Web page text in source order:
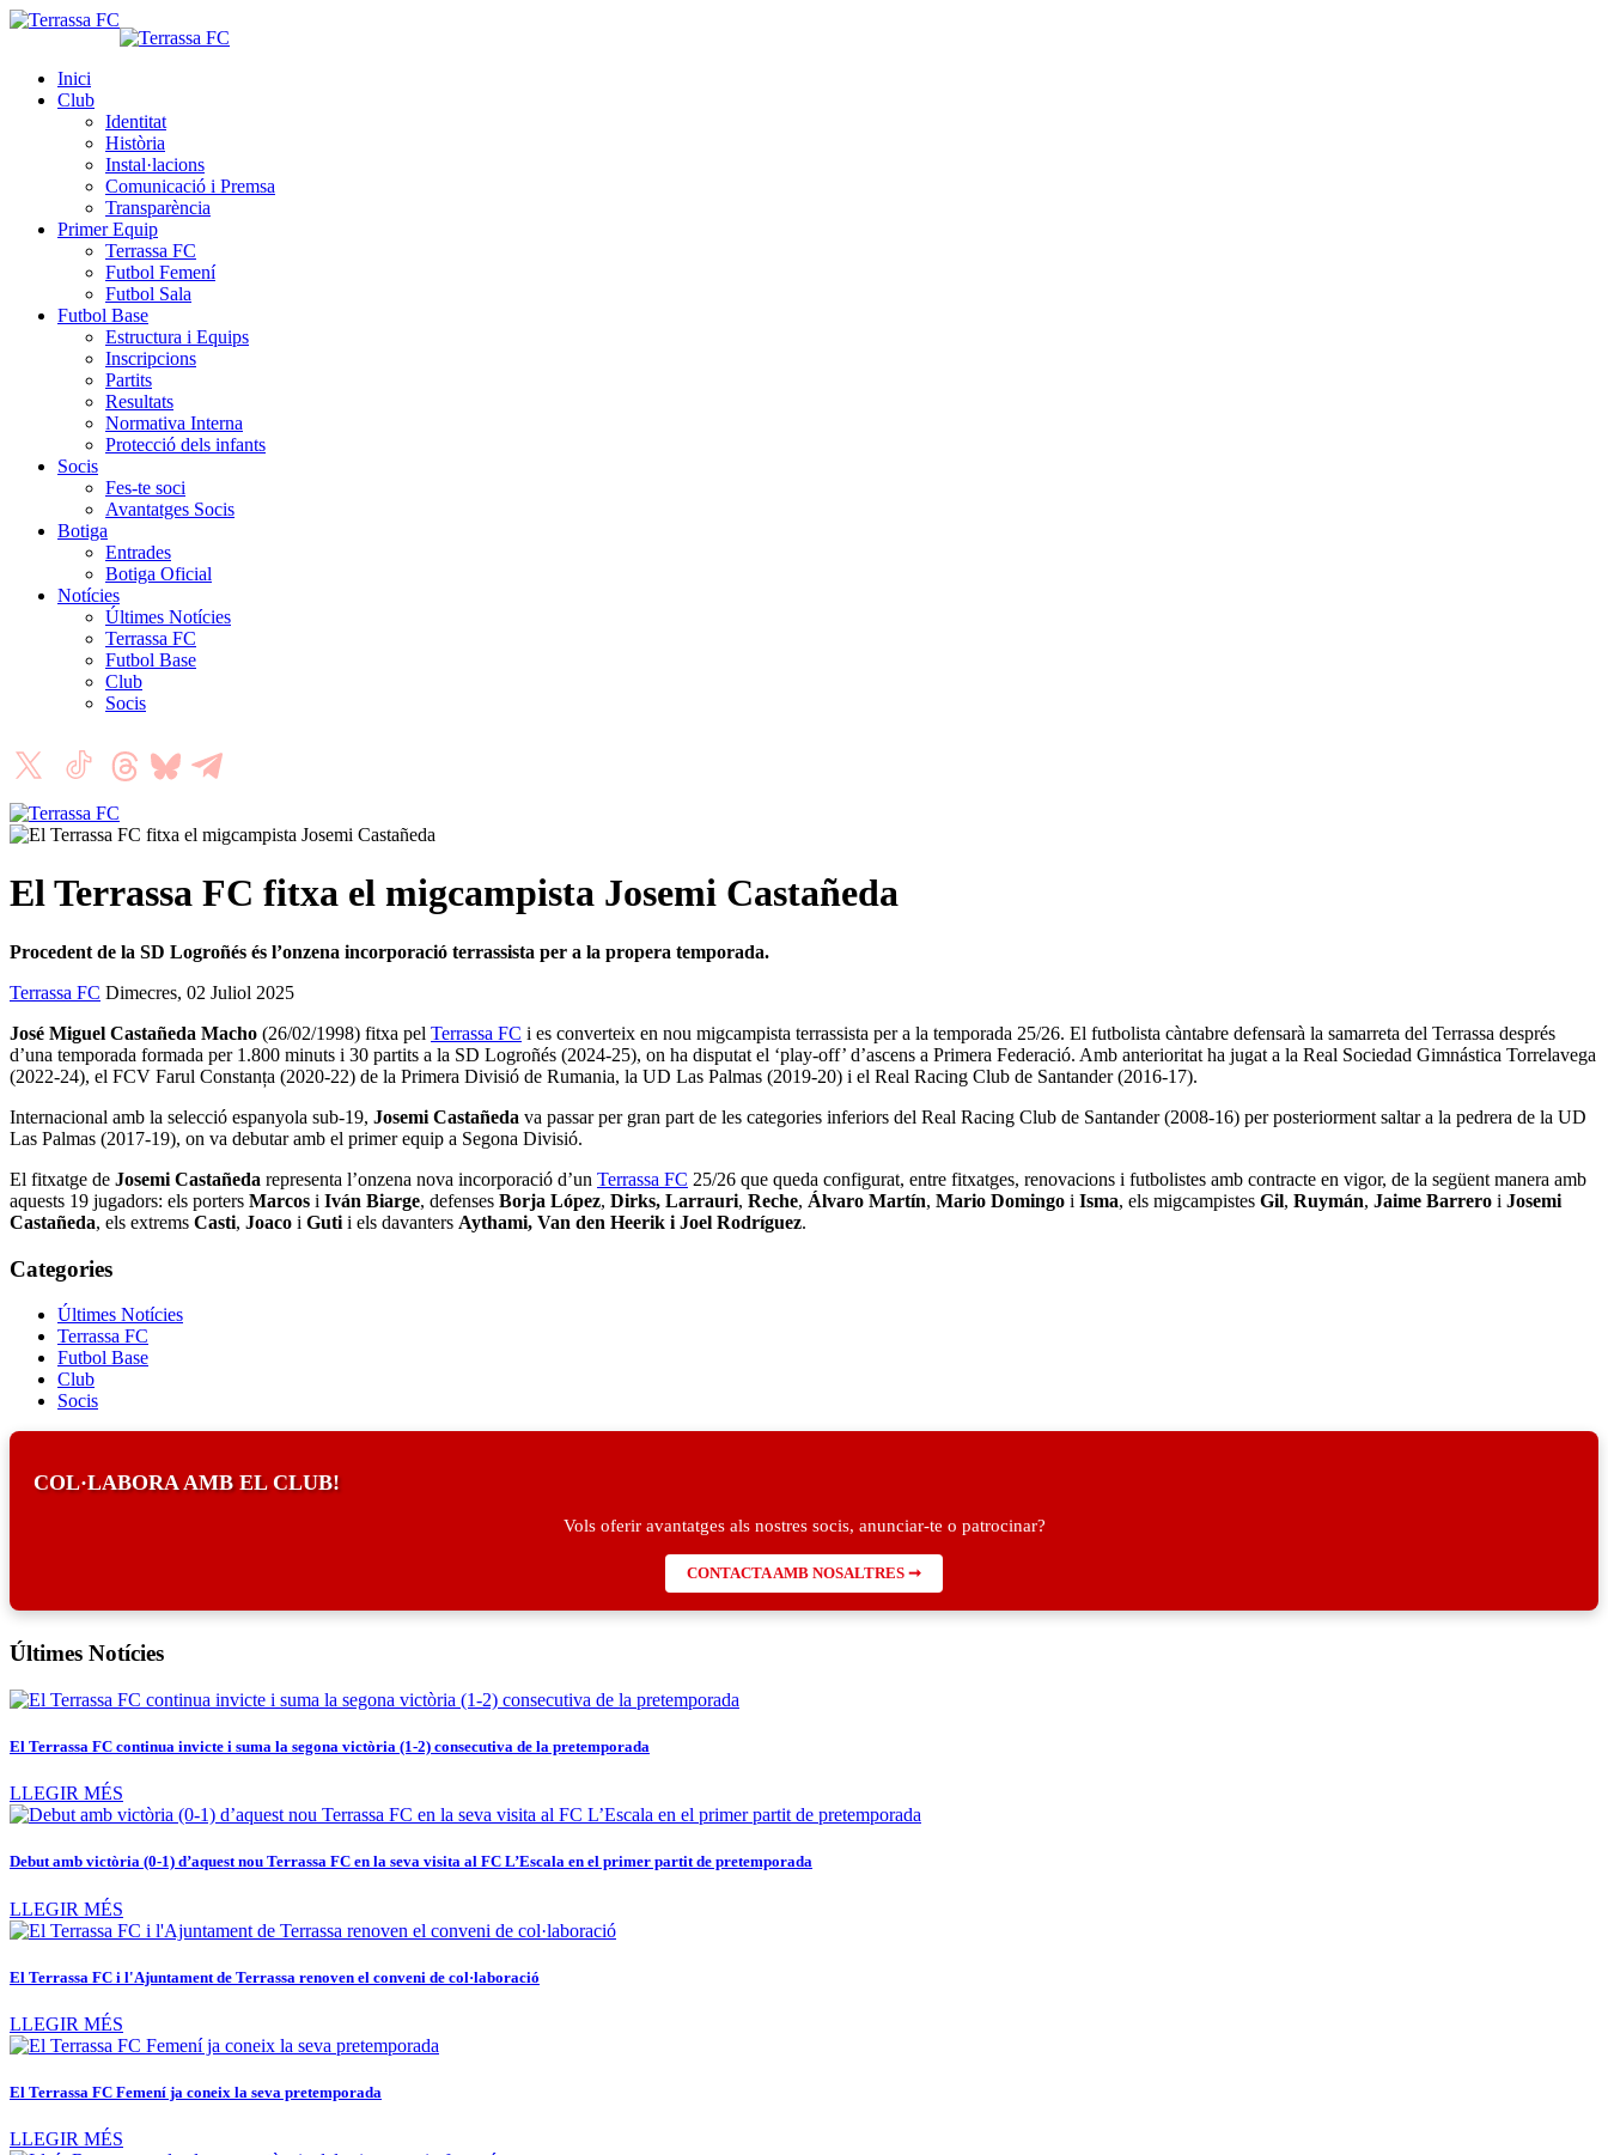
Inici
Club
Identitat
Història
Instal·lacions
Comunicació i Premsa
Transparència
Primer Equip
Terrassa FC
Futbol Femení
Futbol Sala
Futbol Base
Estructura i Equips
Inscripcions
Partits
Resultats
Normativa Interna
Protecció dels infants
Socis
Fes-te soci
Avantatges Socis
Botiga
Entrades
Botiga Oficial
Notícies
Últimes Notícies
Terrassa FC
Futbol Base
Club
Socis
El Terrassa FC fitxa el migcampista Josemi Castañeda
Procedent de la SD Logroñés és l’onzena incorporació terrassista per a la propera temporada.
Terrassa FC Dimecres, 02 Juliol 2025
José Miguel Castañeda Macho (26/02/1998) fitxa pel Terrassa FC i es converteix en nou migcampista terrassista per a la temporada 25/26. El futbolista càntabre defensarà la samarreta del Terrassa després
d’una temporada formada per 1.800 minuts i 30 partits a la SD Logroñés (2024-25), on ha disputat el ‘play-off’ d’ascens a Primera Federació. Amb anterioritat ha jugat a la Real Sociedad Gimnástica Torrelavega
(2022-24), el FCV Farul Constanța (2020-22) de la Primera Divisió de Rumania, la UD Las Palmas (2019-20) i el Real Racing Club de Santander (2016-17).
Internacional amb la selecció espanyola sub-19, Josemi Castañeda va passar per gran part de les categories inferiors del Real Racing Club de Santander (2008-16) per posteriorment saltar a la pedrera de la UD
Las Palmas (2017-19), on va debutar amb el primer equip a Segona Divisió.
El fitxatge de Josemi Castañeda representa l’onzena nova incorporació d’un Terrassa FC 25/26 que queda configurat, entre fitxatges, renovacions i futbolistes amb contracte en vigor, de la següent manera amb
aquests 19 jugadors: els porters Marcos i Iván Biarge, defenses Borja López, Dirks, Larrauri, Reche, Álvaro Martín, Mario Domingo i Isma, els migcampistes Gil, Ruymán, Jaime Barrero i Josemi
Castañeda, els extrems Casti, Joaco i Guti i els davanters Aythami, Van den Heerik i Joel Rodríguez.
Categories
Últimes Notícies
Terrassa FC
Futbol Base
Club
Socis
COL·LABORA AMB EL CLUB!
Vols oferir avantatges als nostres socis, anunciar-te o patrocinar?
CONTACTA AMB NOSALTRES ➞
Últimes Notícies
El Terrassa FC continua invicte i suma la segona victòria (1-2) consecutiva de la pretemporada
LLEGIR MÉS
Debut amb victòria (0-1) d’aquest nou Terrassa FC en la seva visita al FC L’Escala en el primer partit de pretemporada
LLEGIR MÉS
El Terrassa FC i l'Ajuntament de Terrassa renoven el conveni de col·laboració
LLEGIR MÉS
El Terrassa FC Femení ja coneix la seva pretemporada
LLEGIR MÉS